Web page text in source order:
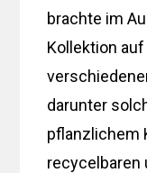
brachte im
Kollektion
darunter
pflanzlichem
recycelbaren